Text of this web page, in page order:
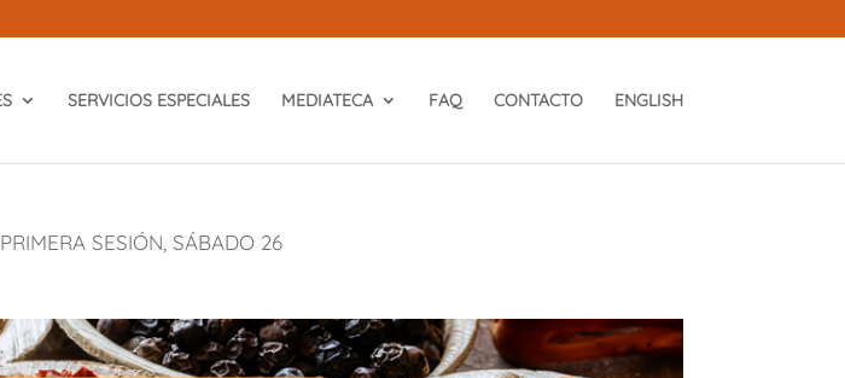
SERVICIOS ESPECIALES MEDIATECA FAQ CONTACTO ENGLISH
SESIÓN, SÁBADO 26